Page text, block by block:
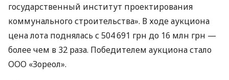
государственный институт проектирования
коммунального строительства». В ходе аукциона
цена лота поднялась с 504 691 грн до 16 млн грн —
более чем в 32 раза. Победителем аукциона стало
ООО «Зореол».